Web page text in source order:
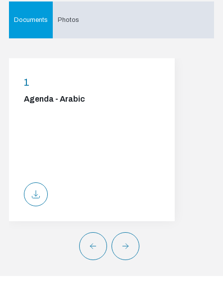
Documents
1
Agenda - Arabic
Photos